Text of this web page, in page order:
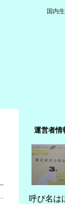
国内
運営者情
呼び名は